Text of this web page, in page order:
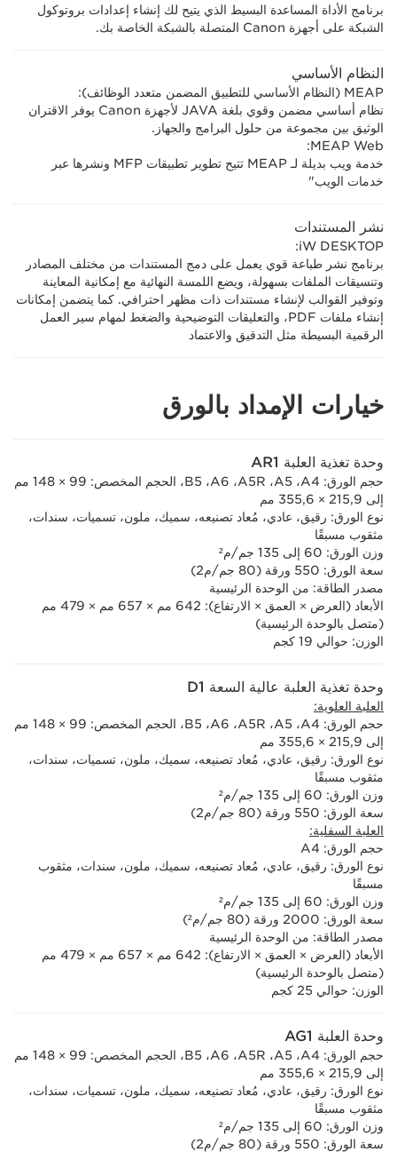
برنامج الأداة المساعدة البسيط الذي يتيح لك إنشاء إعدادات بروتوكول
الشبكة على أجهزة Canon المتصلة بالشبكة الخاصة بك.
النظام الأساسي
MEAP (النظام الأساسي للتطبيق المضمن متعدد الوظائف):
نظام أساسي مضمن وقوي بلغة JAVA لأجهزة Canon يوفر الاقتران
الوثيق بين مجموعة من حلول البرامج والجهاز.
MEAP Web:
خدمة ويب بديلة لـ MEAP تتيح تطوير تطبيقات MFP ونشرها عبر
خدمات الويب"
نشر المستندات
iW DESKTOP:
برنامج نشر طباعة قوي يعمل على دمج المستندات من مختلف المصادر
وتنسيقات الملفات بسهولة، ويضع اللمسة النهائية مع إمكانية المعاينة
وتوفير القوالب لإنشاء مستندات ذات مظهر احترافي. كما يتضمن إمكانات
إنشاء ملفات PDF، والتعليقات التوضيحية والضغط لمهام سير العمل
الرقمية البسيطة مثل التدقيق والاعتماد
خيارات الإمداد بالورق
وحدة تغذية العلبة AR1
حجم الورق:‏ A4،‏ A5،‏ A5R،‏ A6،‏ B5، الحجم المخصص: 99 × 148 مم
إلى 215,9 × 355,6 مم
نوع الورق: رقيق، عادي، مُعاد تصنيعه، سميك، ملون، تسميات، سندات،
مثقوب مسبقًا
وزن الورق: 60 إلى 135 جم/م²
سعة الورق: 550 ورقة (80 جم/م2)
مصدر الطاقة: من الوحدة الرئيسية
الأبعاد (العرض × العمق × الارتفاع): 642 مم × 657 مم × 479 مم
(متصل بالوحدة الرئيسية)
الوزن: حوالي 19 كجم
وحدة تغذية العلبة عالية السعة D1
العلبة العلوية:
حجم الورق:‏ A4،‏ A5،‏ A5R،‏ A6،‏ B5، الحجم المخصص: 99 × 148 مم
إلى 215,9 × 355,6 مم
نوع الورق: رقيق، عادي، مُعاد تصنيعه، سميك، ملون، تسميات، سندات،
مثقوب مسبقًا
وزن الورق: 60 إلى 135 جم/م²
سعة الورق: 550 ورقة (80 جم/م2)
العلبة السفلية:
حجم الورق:‏ A4
نوع الورق: رقيق، عادي، مُعاد تصنيعه، سميك، ملون، سندات، مثقوب
مسبقًا
وزن الورق: 60 إلى 135 جم/م²
سعة الورق: 2000 ورقة (80 جم/م²)
مصدر الطاقة: من الوحدة الرئيسية
الأبعاد (العرض × العمق × الارتفاع): 642 مم × 657 مم × 479 مم
(متصل بالوحدة الرئيسية)
الوزن: حوالي 25 كجم
وحدة العلبة AG1
حجم الورق:‏ A4،‏ A5،‏ A5R،‏ A6،‏ B5، الحجم المخصص: 99 × 148 مم
إلى 215,9 × 355,6 مم
نوع الورق: رقيق، عادي، مُعاد تصنيعه، سميك، ملون، تسميات، سندات،
مثقوب مسبقًا
وزن الورق: 60 إلى 135 جم/م²
سعة الورق: 550 ورقة (80 جم/م2)